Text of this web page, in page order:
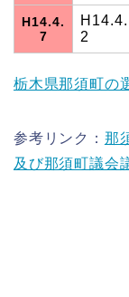
H14.4.
7
H14.4.
2
栃木県那須町の
参考リンク： 那
及び那須町議会